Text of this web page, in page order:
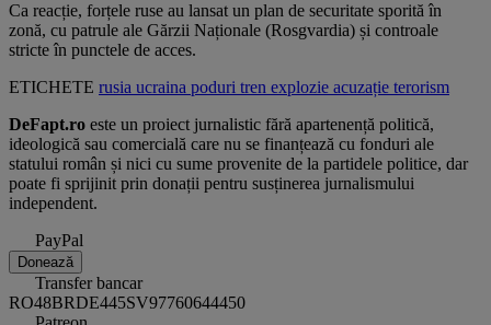
Ca reacție, forțele ruse au lansat un plan de securitate sporită în
zonă, cu patrule ale Gărzii Naționale (Rosgvardia) și controale
stricte în punctele de acces.
ETICHETE rusia ucraina poduri tren explozie acuzație terorism
DeFapt.ro este un proiect jurnalistic fără apartenență politică,
ideologică sau comercială care nu se finanțează cu fonduri ale
statului român și nici cu sume provenite de la partidele politice, dar
poate fi sprijinit prin donații pentru susținerea jurnalismului
independent.
PayPal
Donează
Transfer bancar
RO48BRDE445SV97760644450